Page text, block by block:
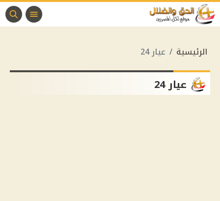
الرئيسية عيار 24
عيار 24